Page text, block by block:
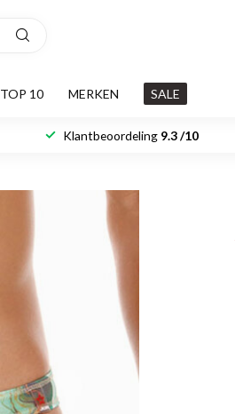
TOP 10 MERKEN SALE
Klantbeoordeling 9.3 /10